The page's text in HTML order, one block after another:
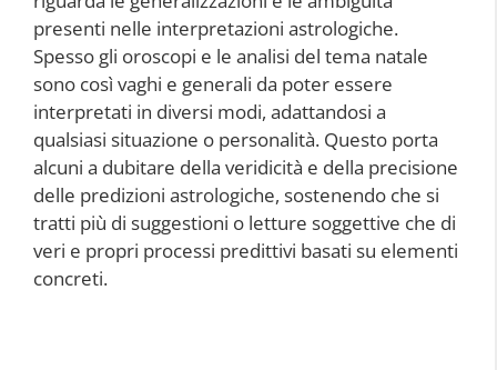
presenti nelle interpretazioni astrologiche.
Spesso gli oroscopi e le analisi del tema natale
sono così vaghi e generali da poter essere
interpretati in diversi modi, adattandosi a
qualsiasi situazione o personalità. Questo porta
alcuni a dubitare della veridicità e della precisione
delle predizioni astrologiche, sostenendo che si
tratti più di suggestioni o letture soggettive che di
veri e propri processi predittivi basati su elementi
concreti.